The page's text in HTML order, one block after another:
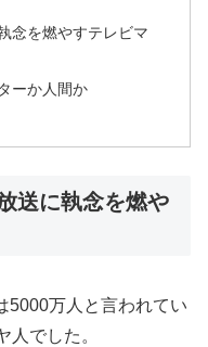
念を燃やすテレビマ
ーか人間か
送に執念を燃や
5000万人と言われてい
人でした。